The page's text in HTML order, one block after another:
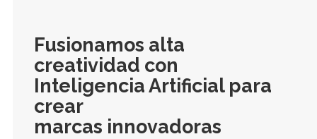
Fusionamos alta
creatividad con
Inteligencia Artificial para
crear
marcas innovadoras